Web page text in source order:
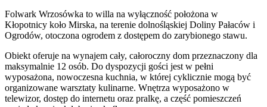
Folwark Wrzosówka to willa na wyłączność położona w
Kłopotnicy koło Mirska, na terenie dolnośląskiej Doliny Pałaców i
Ogrodów, otoczona ogrodem z dostępem do zarybionego stawu.
Obiekt oferuje na wynajem cały, całoroczny dom przeznaczony dla
maksymalnie 12 osób. Do dyspozycji gości jest w pełni
wyposażona, nowoczesna kuchnia, w której cyklicznie mogą być
organizowane warsztaty kulinarne. Wnętrza wyposażono w
telewizor, dostęp do internetu oraz pralkę, a część pomieszczeń